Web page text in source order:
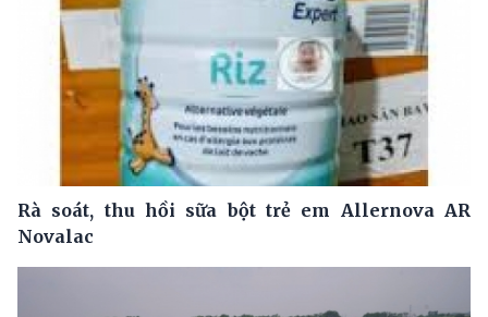
Rà soát, thu hồi sữa bột trẻ em Allernova AR
Novalac